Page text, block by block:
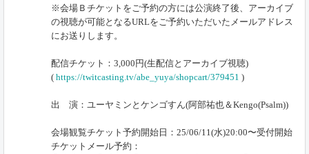
※会場Ｂチケットをご予約の方には公演終了後、アーカイブ
の視聴が可能となるURLをご予約いただいたメールアドレス
にお送りします。
配信チケット：3,000円(生配信とアーカイブ視聴)
( https://twitcasting.tv/abe_yuya/shopcart/379451 )
出 演：ユーヤミンとケンゴすん(阿部祐也＆Kengo(Psalm))
会場観覧チケット予約開始日：25/06/11(水)20:00〜受付開始
チケットメール予約：